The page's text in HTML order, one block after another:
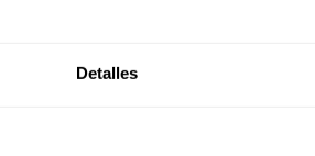
Detalles